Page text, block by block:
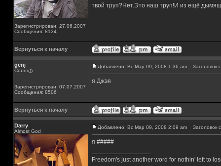
Зарегистрирован: 27.06.2007
Сообщения: 8134
твой труп?Нет.Это наш труп!И из ещё
Вернуться к началу
genj
Солнц))
Зарегистрирован: 07.07.2007
Сообщения: 8506
Добавлено: Вс Мар 09, 2008 1:36 am Заголовок
я Джэя
Вернуться к началу
Darry
Almost God
Добавлено: Вс Мар 09, 2008 2:09 am Заголовок
я #####
Freedom's just another word for nothin' left to